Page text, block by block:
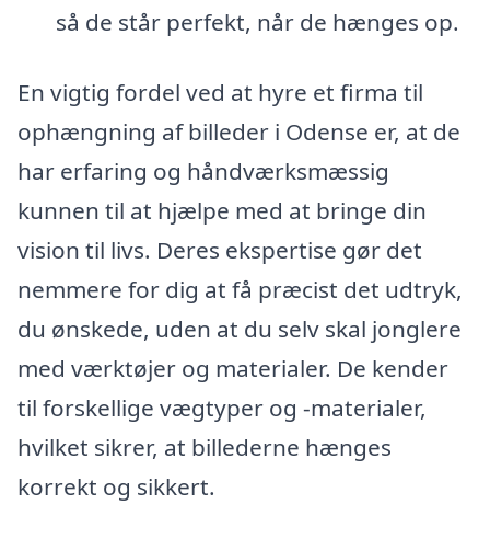
så de står perfekt, når de hænges op.
En vigtig fordel ved at hyre et firma til
ophængning af billeder i Odense er, at de
har erfaring og håndværksmæssig
kunnen til at hjælpe med at bringe din
vision til livs. Deres ekspertise gør det
nemmere for dig at få præcist det udtryk,
du ønskede, uden at du selv skal jonglere
med værktøjer og materialer. De kender
til forskellige vægtyper og -materialer,
hvilket sikrer, at billederne hænges
korrekt og sikkert.